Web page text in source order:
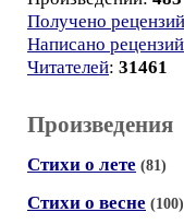
Получено рецензий
Написано рецензий
Читателей: 31461
Произведения
Стихи о лете (81)
Стихи о весне (100)